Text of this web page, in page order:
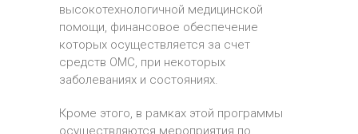
высокотехнологичной медицинской
помощи, финансовое обеспечение
которых осуществляется за счет
средств ОМС, при некоторых
заболеваниях и состояниях.
Кроме этого, в рамках этой программы
осуществляются мероприятия по